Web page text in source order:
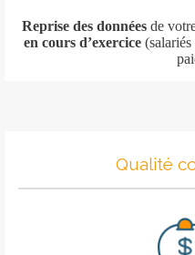
Reprise des donnéesde
en cours d’exercice
Qualité